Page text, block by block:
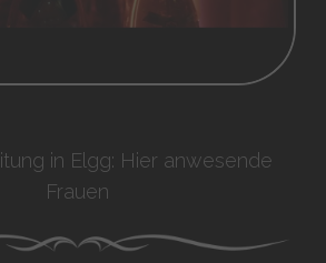
in Elgg: Hier anwesende
Frauen